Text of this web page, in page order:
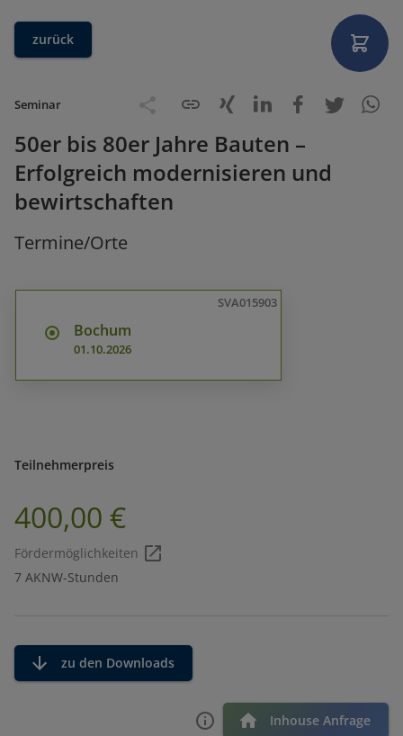
zurück
Seminar
50er bis 80er Jahre Bauten –
Erfolgreich modernisieren und
bewirtschaften
Termine/Orte
SVA015903
Bochum
01.10.2026
Teilnehmerpreis
400,00 €
Fördermöglichkeiten
7 AKNW-Stunden
zu den Downloads
Inhouse Anfrage